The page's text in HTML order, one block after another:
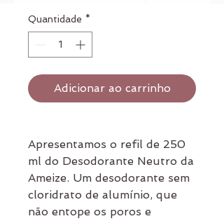
Quantidade *
Adicionar ao carrinho
Apresentamos o refil de 250
ml do Desodorante Neutro da
Ameize. Um desodorante sem
cloridrato de alumínio, que
não entope os poros e